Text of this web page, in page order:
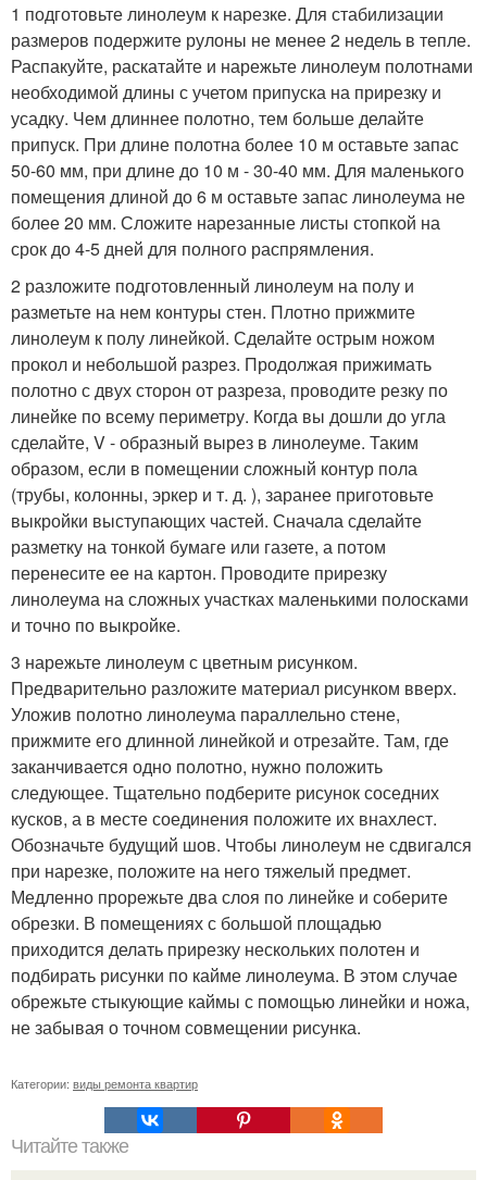
1 подготовьте линолеум к нарезке. Для стабилизации
размеров подержите рулоны не менее 2 недель в тепле.
Распакуйте, раскатайте и нарежьте линолеум полотнами
необходимой длины с учетом припуска на прирезку и
усадку. Чем длиннее полотно, тем больше делайте
припуск. При длине полотна более 10 м оставьте запас
50-60 мм, при длине до 10 м - 30-40 мм. Для маленького
помещения длиной до 6 м оставьте запас линолеума не
более 20 мм. Сложите нарезанные листы стопкой на
срок до 4-5 дней для полного распрямления.
2 разложите подготовленный линолеум на полу и
разметьте на нем контуры стен. Плотно прижмите
линолеум к полу линейкой. Сделайте острым ножом
прокол и небольшой разрез. Продолжая прижимать
полотно с двух сторон от разреза, проводите резку по
линейке по всему периметру. Когда вы дошли до угла
сделайте, V - образный вырез в линолеуме. Таким
образом, если в помещении сложный контур пола
(трубы, колонны, эркер и т. д. ), заранее приготовьте
выкройки выступающих частей. Сначала сделайте
разметку на тонкой бумаге или газете, а потом
перенесите ее на картон. Проводите прирезку
линолеума на сложных участках маленькими полосками
и точно по выкройке.
3 нарежьте линолеум с цветным рисунком.
Предварительно разложите материал рисунком вверх.
Уложив полотно линолеума параллельно стене,
прижмите его длинной линейкой и отрезайте. Там, где
заканчивается одно полотно, нужно положить
следующее. Тщательно подберите рисунок соседних
кусков, а в месте соединения положите их внахлест.
Обозначьте будущий шов. Чтобы линолеум не сдвигался
при нарезке, положите на него тяжелый предмет.
Медленно прорежьте два слоя по линейке и соберите
обрезки. В помещениях с большой площадью
приходится делать прирезку нескольких полотен и
подбирать рисунки по кайме линолеума. В этом случае
обрежьте стыкующие каймы с помощью линейки и ножа,
не забывая о точном совмещении рисунка.
Категории: виды ремонта квартир
Читайте также